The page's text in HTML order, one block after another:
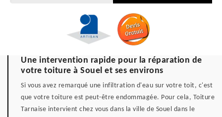
Une intervention rapide pour la réparation de
votre toiture à Souel et ses environs
Si vous avez remarqué une infiltration d'eau sur votre toit, c'est
que votre toiture est peut-être endommagée. Pour cela, Toiture
Tarnaise intervient chez vous dans la ville de Souel dans le